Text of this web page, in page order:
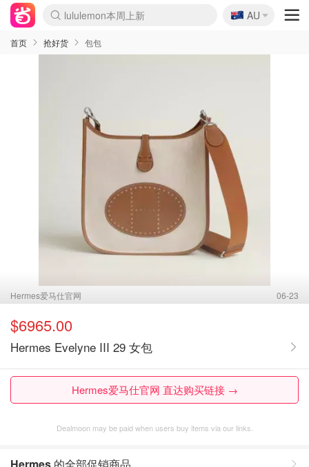
lululemon本周上新
Sasa美妆护肤3.5折
SSENSE年中3折
FreshBeauty好价汇总
Cettire降价+叠9折
Farfetch折上8折
WWS Coles超市实拍
viagogo二手票捡漏
Myer清仓1折起
The Outnet奢牌1折起
David Jones 3折起
Flannels大牌1折
Perfumes Club护肤1折
AMIRO返校季6.2折
Oweek抽奖送Airpods
Amazon折扣汇总
eToro入金$200送$50
Amazon数码好物
ICONIC本周7.5折
ThedoubleF高奢地板价
Moose Knuckles 6折
丝芙兰5折起
EUFY官网3.7折起
Selenichast首饰2折
Trip机票酒店促销
YSL送5件彩妆礼
Amazon家居好物
BIGBANG巡演开票
David Jones时尚3折
Amazon美妆护肤
雅漾大喷$8
过敏原检测盒$33
伊索独家赠50ml沐浴露
科颜氏送高保湿面霜
CW药房打折海报
SEALIFE海洋馆门票6折
丝塔芙大白罐$16
订阅Newsletter送香薰
Cult Beauty 6.8折
Harrods圣诞日历2.3折
LN-CC奢牌私促3折
d'Alba空姐喷雾$16
EVE LOM套装逆天2折
Bernardelli独家4折
Adore Beauty 6折起
CT圣诞日历
Mytheresa奢品2.7折
🇦🇺
AU
首页 抢好货 包包
Hermes爱马仕官网 06-23
$6965.00
Hermes Evelyne III 29 女包
Hermes爱马仕官网 直达购买链接 →
Dealmoon may be paid when users buy items via our links.